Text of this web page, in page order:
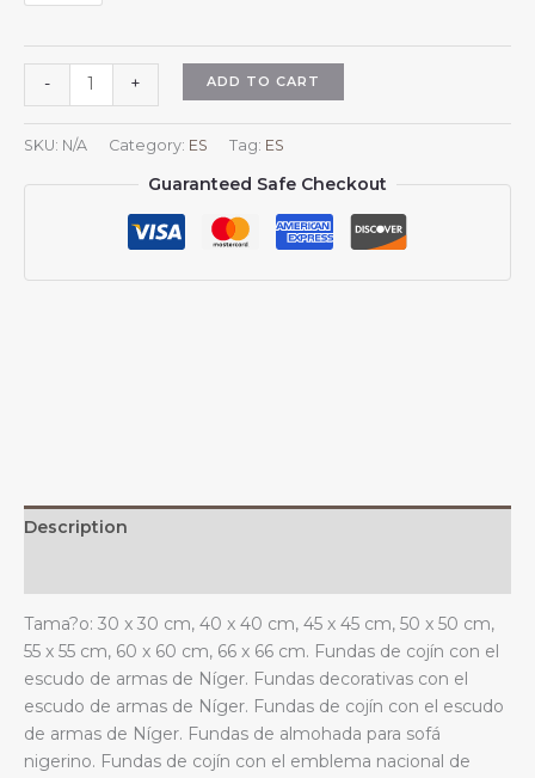
-
de
almohada
cuadradas
con
sofá,
dormitorio
sala
de
estar.
quantity
+ ADD TO CART
SKU: N/A Category: ES Tag: ES
Guaranteed Safe Checkout
Description
Tama?o: 30 x 30 cm, 40 x 40 cm, 45 x 45 cm, 50 x 50 cm,
55 x 55 cm, 60 x 60 cm, 66 x 66 cm. Fundas de cojín con el
escudo de armas de Níger. Fundas decorativas con el
escudo de armas de Níger. Fundas de cojín con el escudo
de armas de Níger. Fundas de almohada para sofá
nigerino. Fundas de cojín con el emblema nacional de